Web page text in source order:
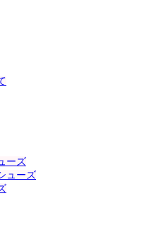
ーズ
ューズ